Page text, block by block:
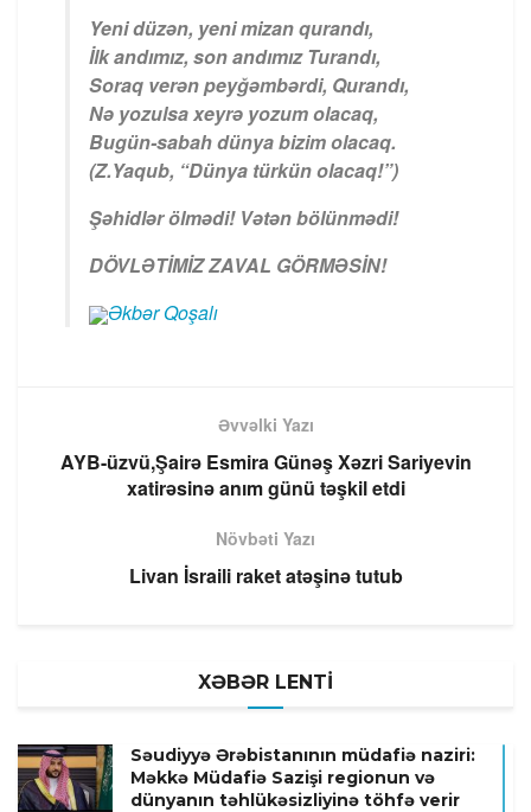
Yeni düzən, yeni mizan qurandı,
İlk andımız, son andımız Turandı,
Soraq verən peyğəmbərdi, Qurandı,
Nə yozulsa xeyrə yozum olacaq,
Bugün-sabah dünya bizim olacaq.
(Z.Yaqub, “Dünya türkün olacaq!”)
Şəhidlər ölmədi! Vətən bölünmədi!
DÖVLƏTİMİZ ZAVAL GÖRMƏSİN!
Əkbər Qoşalı
Əvvəlki Yazı
AYB-üzvü,Şairə Esmira Günəş Xəzri Sariyevin
xatirəsinə anım günü təşkil etdi
Növbəti Yazı
Livan İsraili raket atəşinə tutub
XƏBƏR LENTİ
Səudiyyə Ərəbistanının müdafiə naziri:
Məkkə Müdafiə Sazişi regionun və
dünyanın təhlükəsizliyinə töhfə verir